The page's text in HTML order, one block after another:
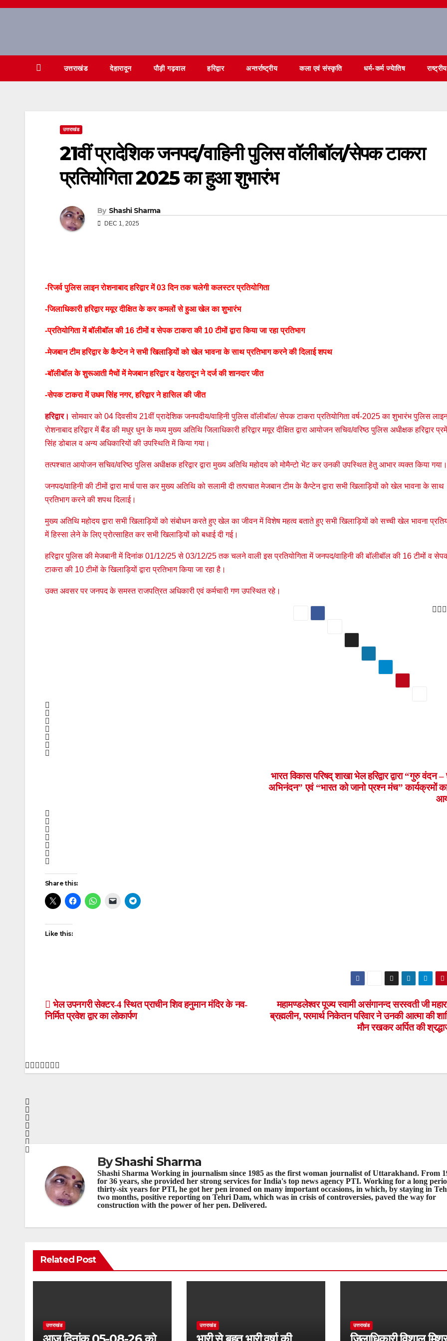
Skip
उत्तराखंड देहारादून पौड़ी गढ़वाल हरिद्वार अन्तर्राष्ट्रीय कला एवं संस्कृति धर्म-कर्म ज्येातिष राष्ट्रीय
उत्तराखंड
21वीं प्रादेशिक जनपद/वाहिनी पुलिस वॉलीबॉल/सेपक टाकरा
प्रतियोगिता 2025 का हुआ शुभारंभ
By Shashi Sharma
DEC 1, 2025
-रिजर्व पुलिस लाइन रोशनाबाद हरिद्वार में 03 दिन तक चलेगी कलस्टर प्रतियोगिता
-जिलाधिकारी हरिद्वार मयूर दीक्षित के कर कमलों से हुआ खेल का शुभारंभ
-प्रतियोगिता में बॉलीबॉल की 16 टीमों व सेपक टाकरा की 10 टीमों द्वारा किया जा रहा प्रतिभाग
-मेजबान टीम हरिद्वार के कैप्टेन ने सभी खिलाड़ियों को खेल भावना के साथ प्रतिभाग करने की दिलाई शपथ
-बॉलीबॉल के शुरूआती मैचों में मेजबान हरिद्वार व देहरादून ने दर्ज की शानदार जीत
-सेपक टाकरा में उधम सिंह नगर, हरिद्वार ने हासिल की जीत
हरिद्वार। सोमवार को 04 दिवसीय 21वीं प्रादेशिक जनपदीय/वाहिनी पुलिस वॉलीबॉल/ सेपक टाकरा प्रतियोगिता वर्ष-2025 का शुभारंभ पुलिस
रोशनाबाद हरिद्वार में बैंड की मधुर धुन के मध्य मुख्य अतिथि जिलाधिकारी हरिद्वार मयूर दीक्षित द्वारा आयोजन सचिव/वरिष्ठ पुलिस अधीक्षक हरिद्वार
सिंह डोबाल व अन्य अधिकारियों की उपस्थिति में किया गया।
तत्पश्चात आयोजन सचिव/वरिष्ठ पुलिस अधीक्षक हरिद्वार द्वारा मुख्य अतिथि महोदय को मोमैन्टो भेंट कर उनकी उपस्थित हेतु आभार व्यक्त किया गया।
जनपद/वाहिनी की टीमों द्वारा मार्च पास कर मुख्य अतिथि को सलामी दी तत्पचात मेजबान टीम के कैप्टेन द्वारा सभी खिलाड़ियों को खेल भावना के साथ
प्रतिभाग करने की शपथ दिलाई।
मुख्य अतिथि महोदय द्वारा सभी खिलाड़ियों को संबोधन करते हुए खेल का जीवन में विशेष महत्व बताते हुए सभी खिलाड़ियों को सच्ची खेल भावना
में हिस्सा लेने के लिए प्रोत्साहित कर सभी खिलाड़ियों को बधाई दी गई।
हरिद्वार पुलिस की मेजबानी में दिनांक 01/12/25 से 03/12/25 तक चलने वाली इस प्रतियोगिता में जनपद/वाहिनी की बॉलीबॉल की 16 टीमों व
टाकरा की 10 टीमों के खिलाड़ियों द्वारा प्रतिभाग किया जा रहा है।
उक्त अवसर पर जनपद के समस्त राजपत्रित अधिकारी एवं कर्मचारी गण उपस्थित रहे।
भारत विकास परिषद् शाखा भेल हरिद्वार द्वारा “गुरु वंदन
अभिनंदन” एवं “भारत को जानो प्रश्न मंच” कार्यक्रमों
Share this:
Like this:
Post
महामण्डलेश्वर पूज्य स्वामी असंगानन्द सरस्वती जी
ब्रह्मलीन, परमार्थ निकेतन परिवार ने उनकी आत्मा की
मौन रखकर अर्पित की
भेल उपनगरी सेक्टर-4 स्थित प्राचीन शिव हनुमान मंदिर के नव-
निर्मित प्रवेश द्वार का लोकार्पण
ByShashi Sharma
Shashi Sharma Working in journalism since 1985 as the first woman journalist of Uttarakhand. From
for 36 years, she provided her strong services for India's top news agency PTI. Working for a long
thirty-six years for PTI, he got her pen ironed on many important occasions, in which, by staying in
two months, positive reporting on Tehri Dam, which was in crisis of controversies, paved the way for
construction with the power of her pen. Delivered.
Related Post
उत्तराखंड उत्तराखंड उत्तराखंड